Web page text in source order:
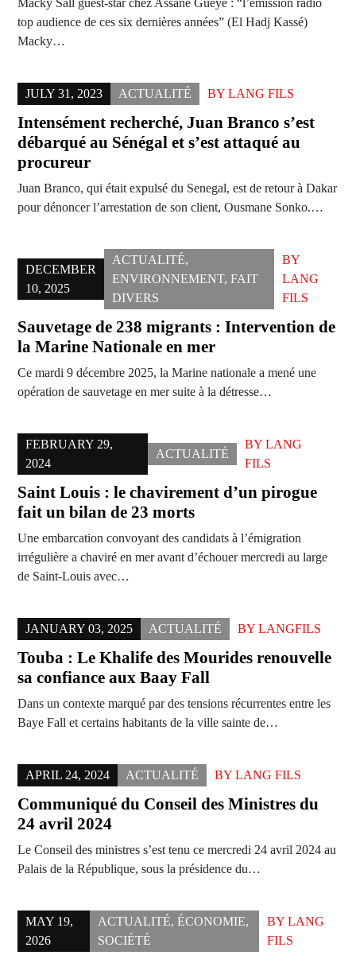
Macky Sall guest-star chez Assane Gueye : “l’émission radio
top audience de ces six dernières années” (El Hadj Kassé)
Macky…
JULY 31, 2023 ACTUALITÉ BY LANG FILS
Intensément recherché, Juan Branco s’est
débarqué au Sénégal et s’est attaqué au
procureur
Juan Branco, qui était expulsé du Senegal, est de retour à Dakar
pour dénoncer l’arrestation de son client, Ousmane Sonko.…
DECEMBER
10, 2025
ACTUALITÉ,
ENVIRONNEMENT, FAIT
DIVERS
BY
LANG
FILS
Sauvetage de 238 migrants : Intervention de
la Marine Nationale en mer
Ce mardi 9 décembre 2025, la Marine nationale a mené une
opération de sauvetage en mer suite à la détresse…
FEBRUARY 29,
2024
ACTUALITÉ
BYLANG
FILS
Saint Louis : le chavirement d’un pirogue
fait un bilan de 23 morts
Une embarcation convoyant des candidats à l’émigration
irrégulière a chaviré en mer avant d’échouer mercredi au large
de Saint-Louis avec…
JANUARY 03, 2025 ACTUALITÉ BY LANGFILS
Touba : Le Khalife des Mourides renouvelle
sa confiance aux Baay Fall
Dans un contexte marqué par des tensions récurrentes entre les
Baye Fall et certains habitants de la ville sainte de…
APRIL 24, 2024 ACTUALITÉ BY LANG FILS
Communiqué du Conseil des Ministres du
24 avril 2024
Le Conseil des ministres s’est tenu ce mercredi 24 avril 2024 au
Palais de la République, sous la présidence du…
MAY 19,
2026
ACTUALITÉ, ÉCONOMIE,
SOCIÉTÉ
BY LANG
FILS